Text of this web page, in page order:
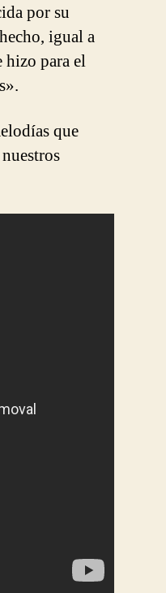
por su
igual a
hizo para el
que